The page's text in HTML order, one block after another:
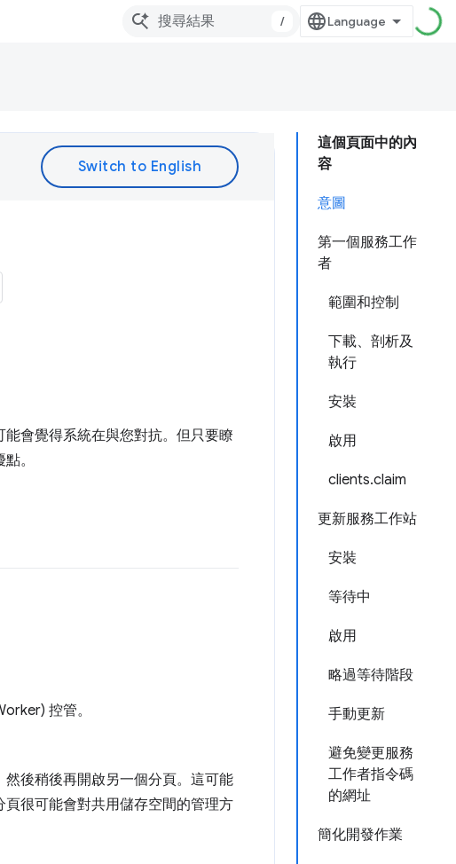
/
這個頁面中的內
容
意圖
第一個服務工作
者
範圍和控制
下載、剖析及
執行
安裝
啟用
clients.claim
更新服務工作站
安裝
等待中
啟用
略過等待階段
手動更新
避免變更服務
工作者指令碼
的網址
簡化開發作業
會覺得系統在與您對抗。但只要瞭
。
控管。
後稍後再開啟另一個分頁。這可能
很可能會對共用儲存空間的管理方